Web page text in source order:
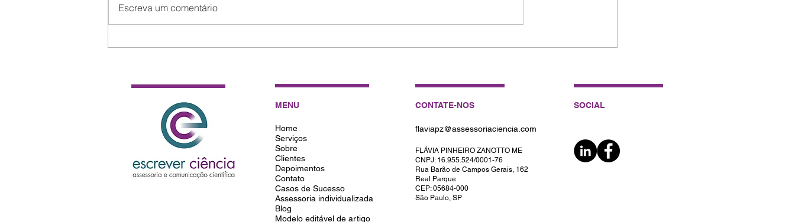
Como Escrever um Artigo Científico de
Escreva um comentário
MENU
Home
Serviços
Sobre
Clientes
Depoimentos
Contato
Casos de Sucesso
Assessoria individualizada
Blog
Modelo editável de artigo
CONTATE-NOS
flaviapz@assessoriaciencia.com
FLÁVIA PINHEIRO ZANOTTO ME
CNPJ: 16.955.524/0001-76
Rua Barão de Campos Gerais, 162
Real Parque
CEP: 05684-000
São Paulo, SP
SOCIAL